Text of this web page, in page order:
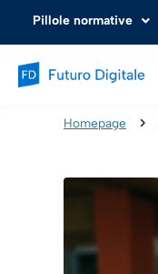
Pillole normative
Homepage